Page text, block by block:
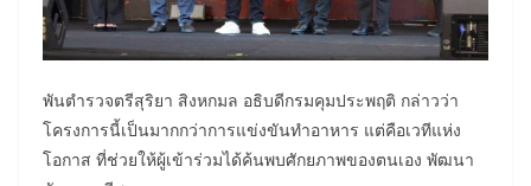
พันตำรวจตรีสุริยา สิงหกมล อธิบดีกรมคุมประพฤติ กล่าวว่า
โครงการนี้เป็นมากกว่าการแข่งขันทำอาหาร แต่คือเวทีแห่ง
โอกาส ที่ช่วยให้ผู้เข้าร่วมได้ค้นพบศักยภาพของตนเอง พัฒนา